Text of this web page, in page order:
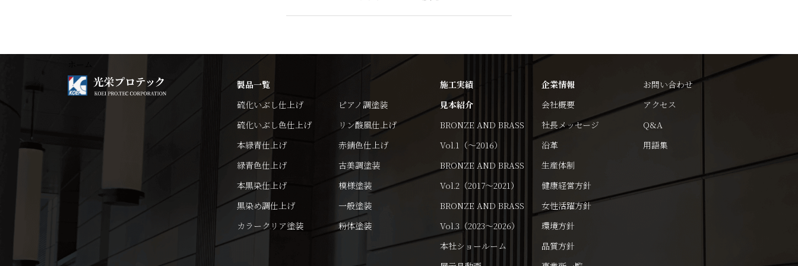
製品一覧
硫化いぶし仕上げ
硫化いぶし色仕上げ
本緑青仕上げ
緑青色仕上げ
本黒染仕上げ
黒染め調仕上げ
カラークリア塗装
ピアノ調塗装
リン酸風仕上げ
赤錆色仕上げ
古美調塗装
模様塗装
一般塗装
粉体塗装
施工実績
見本紹介
BRONZE AND BRASS
Vol.1（～2016）
BRONZE AND BRASS
Vol.2（2017～2021）
BRONZE AND BRASS
Vol.3（2023～2026）
本社ショールーム
企業情報
会社概要
社長メッセージ
沿革
生産体制
健康経営方針
女性活躍方針
環境方針
品質方針
お問い合わせ
アクセス
Q&A
用語集